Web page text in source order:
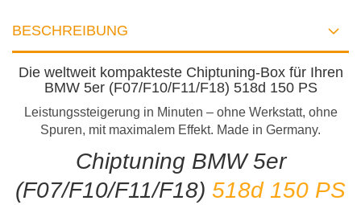
BESCHREIBUNG
Die weltweit kompakteste Chiptuning-Box für Ihren
BMW 5er (F07/F10/F11/F18) 518d 150 PS
Leistungssteigerung in Minuten – ohne Werkstatt, ohne
Spuren, mit maximalem Effekt. Made in Germany.
Chiptuning BMW 5er
(F07/F10/F11/F18) 518d 150 PS